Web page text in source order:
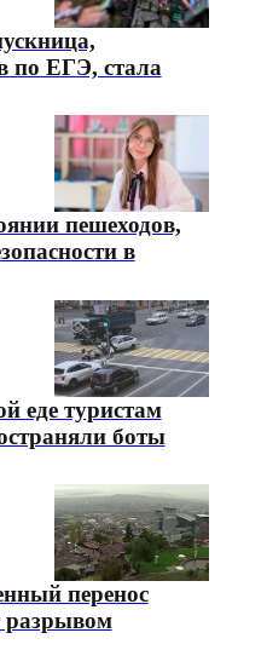
по ЕГЭ, стала
пешеходов,
в
еде туристам
боты
перенос
разрывом